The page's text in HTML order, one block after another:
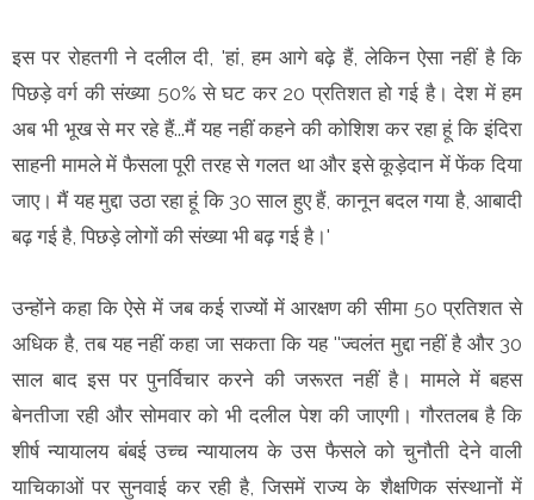
इस पर रोहतगी ने दलील दी, 'हां, हम आगे बढ़े हैं, लेकिन ऐसा नहीं है कि
पिछड़े वर्ग की संख्या 50% से घट कर 20 प्रतिशत हो गई है। देश में हम
अब भी भूख से मर रहे हैं...मैं यह नहीं कहने की कोशिश कर रहा हूं कि इंदिरा
साहनी मामले में फैसला पूरी तरह से गलत था और इसे कूड़ेदान में फेंक दिया
जाए। मैं यह मुद्दा उठा रहा हूं कि 30 साल हुए हैं, कानून बदल गया है, आबादी
बढ़ गई है, पिछड़े लोगों की संख्या भी बढ़ गई है।'
उन्होंने कहा कि ऐसे में जब कई राज्यों में आरक्षण की सीमा 50 प्रतिशत से
अधिक है, तब यह नहीं कहा जा सकता कि यह ''ज्वलंत मुद्दा नहीं है और 30
साल बाद इस पर पुनर्विचार करने की जरूरत नहीं है। मामले में बहस
बेनतीजा रही और सोमवार को भी दलील पेश की जाएगी। गौरतलब है कि
शीर्ष न्यायालय बंबई उच्च न्यायालय के उस फैसले को चुनौती देने वाली
याचिकाओं पर सुनवाई कर रही है, जिसमें राज्य के शैक्षणिक संस्थानों में